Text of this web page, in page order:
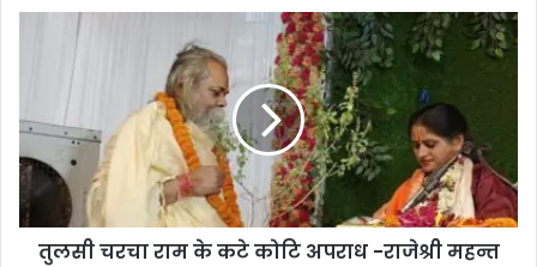
कटे
अपराध
-राजेश्री
महन्त
तुलसी चरचा राम के कटे कोटि अपराध -राजेश्री महन्त